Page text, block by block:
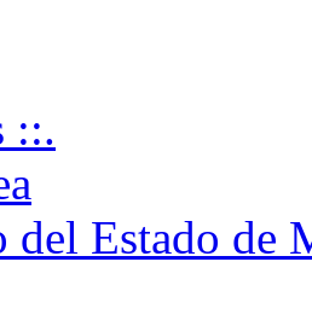
::.
del Estado de